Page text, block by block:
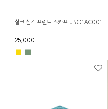
실크 삼각 프린트 스카프 JBG1AC001
25,000
■ ■